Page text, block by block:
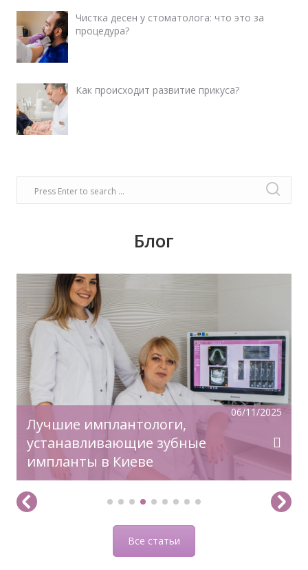
Чистка десен у стоматолога: что это за
процедура?
Как происходит развитие прикуса?
Блог
06/11/2025
Лучшие имплантологи,
устанавливающие зубные
импланты в Киеве
Время задуматься о волшебном платье,
прическе, макияже. Позаботьтесь о вашей
улыбке, которая придаст вашему образу
чувство комфорта и уверенности!
Все статьи